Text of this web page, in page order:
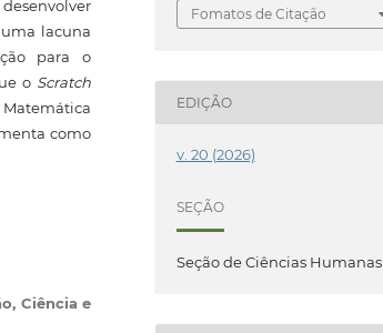
lacuna
para o
o Scratch
como
Ciência e
Fomatos de Citação
EDIÇÃO
v. 20 (2026)
SEÇÃO
Seção de Ciências Humanas